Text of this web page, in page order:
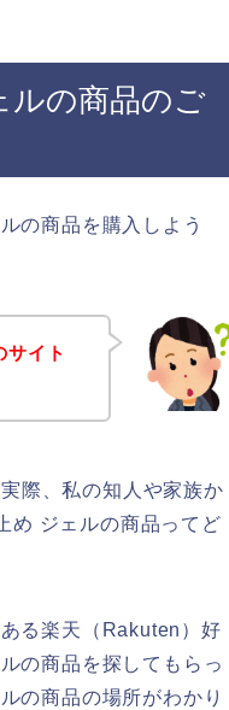
ルの商品のご
の商品を購入しよう
イト
際、私の知人や家族か
め ジェルの商品ってど
る楽天（Rakuten）好
の商品を探してもらっ
の商品の場所がわかり